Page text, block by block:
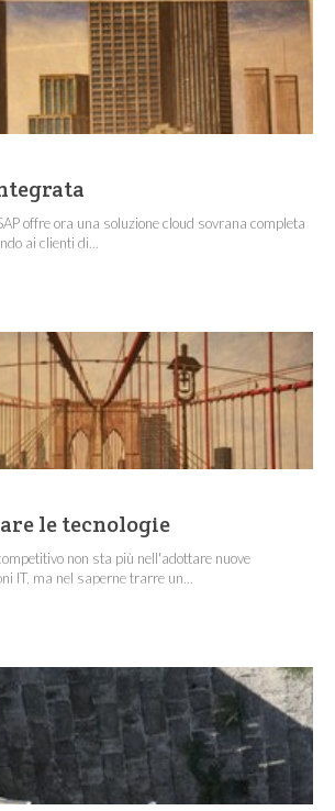
offre ora una soluzione cloud sovrana completa
ai clienti di...
le tecnologie
non sta più nell'adottare nuove
IT, ma nel saperne trarre un...